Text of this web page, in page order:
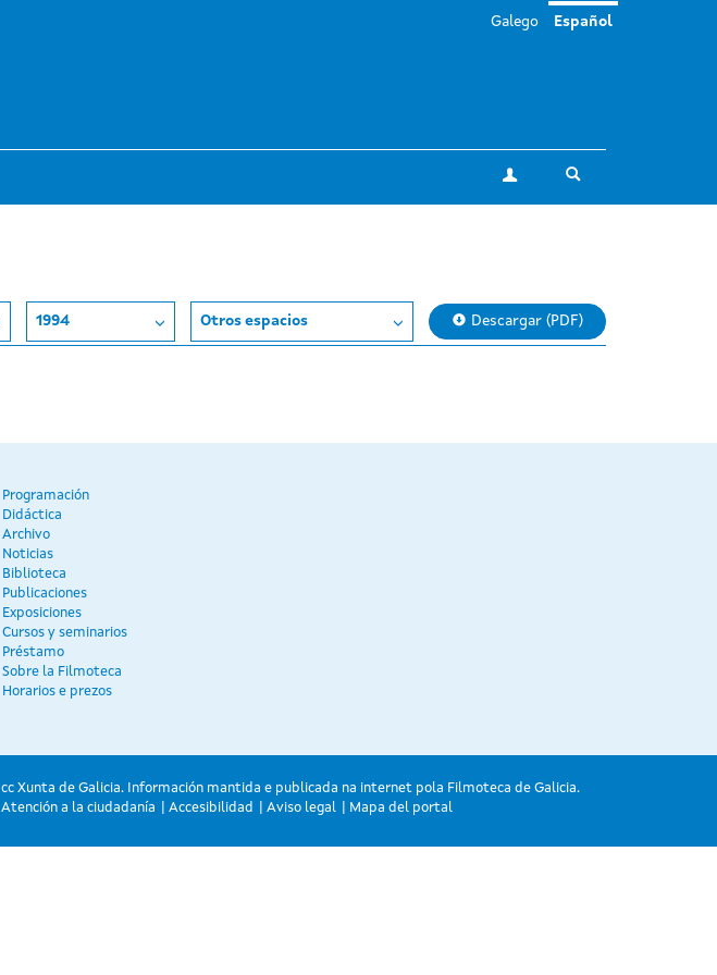
Mi cuenta
Galego Español
1994 Otros espacios Descargar (PDF)
Programación
Didáctica
Archivo
Noticias
Biblioteca
Publicaciones
Exposiciones
Cursos y seminarios
Préstamo
Sobre la Filmoteca
Horarios e prezos
cc Xunta de Galicia. Información mantida e publicada na internet pola Filmoteca de Galicia.
Atención a la ciudadanía
Accesibilidad Aviso legal Mapa del portal